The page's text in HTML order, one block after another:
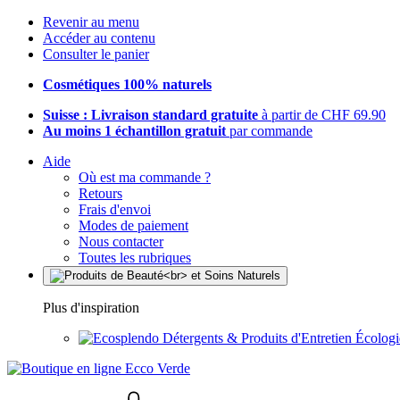
Revenir au menu
Accéder au contenu
Consulter le panier
Cosmétiques 100% naturels
Suisse : Livraison standard gratuite à partir de CHF 69.90
Au moins 1 échantillon gratuit par commande
Aide
Où est ma commande ?
Retours
Frais d'envoi
Modes de paiement
Nous contacter
Toutes les rubriques
Plus d'inspiration
Détergents & Produits d'Entretien